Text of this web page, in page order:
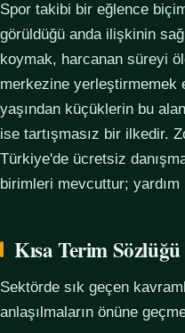
Spor takibi bir eğlence
görüldüğü anda ilişkinin
koymak, harcanan süreyi
merkezine yerleştirmemek
yaşından küçüklerin bu
ise tartışmasız bir ilkedir.
Türkiye'de ücretsiz
birimleri mevcuttur; yardım
Kısa Terim Sözlüğü
Sektörde sık geçen
anlaşılmaların önüne